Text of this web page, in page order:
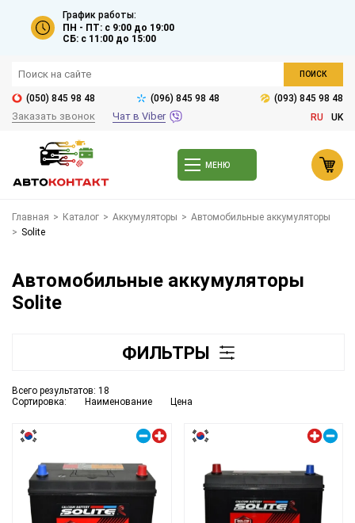
График работы:
ПН - ПТ: с 9:00 до 19:00
СБ: с 11:00 до 15:00
ПОИСК
(050) 845 98 48 (096) 845 98 48 (093) 845 98 48
Заказать звонок Чат в Viber RU UK
МЕНЮ
Главная > Каталог > Аккумуляторы > Автомобильные аккумуляторы
> Solite
Автомобильные аккумуляторы
Solite
ФИЛЬТРЫ
Сортировка: Наименование Цена
Всего результатов: 18